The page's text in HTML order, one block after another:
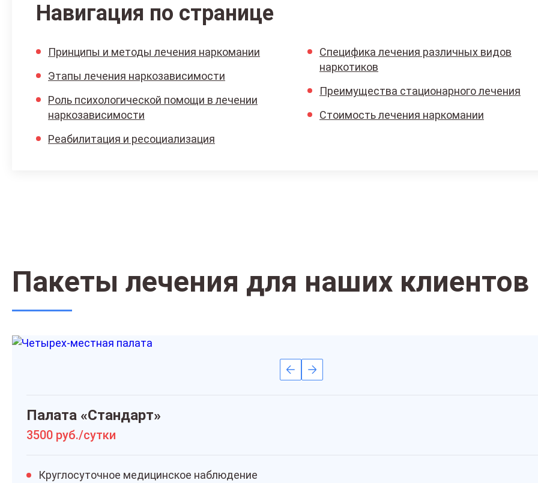
Навигация по странице
Принципы и методы лечения наркомании
Этапы лечения наркозависимости
Роль психологической помощи в лечении
наркозависимости
Реабилитация и ресоциализация
Специфика лечения различных видов
наркотиков
Преимущества стационарного лечения
Стоимость лечения наркомании
Пакеты лечения для наших клиентов
Палата «Стандарт»
3500 руб./сутки
Круглосуточное медицинское наблюдение